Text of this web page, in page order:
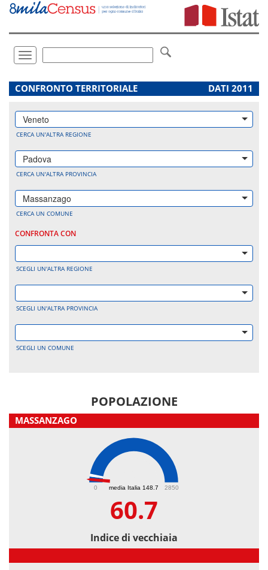
Vai
direttamente
Toggle
navigation
.
CONFRONTO TERRITORIALE DATI 2011
Veneto
CERCA UN'ALTRA REGIONE
Padova
CERCA UN'ALTRA PROVINCIA
Massanzago
CERCA UN COMUNE
CONFRONTA CON
SCEGLI UN'ALTRA REGIONE
SCEGLI UN'ALTRA PROVINCIA
SCEGLI UN COMUNE
POPOLAZIONE
MASSANZAGO
media Italia 148.7
0 2850
60.7
Indice di vecchiaia